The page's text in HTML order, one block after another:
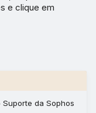
e clique em
da Sophos